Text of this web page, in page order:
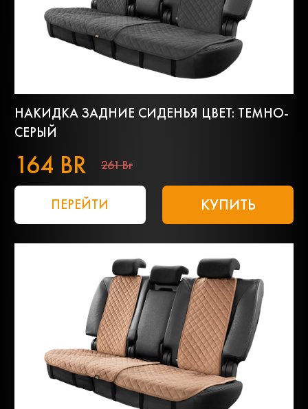
НАКИДКА ЗАДНИЕ СИДЕНЬЯ ЦВЕТ: ТЕМНО-
СЕРЫЙ
164 BR 261 Br
ПЕРЕЙТИ КУПИТЬ